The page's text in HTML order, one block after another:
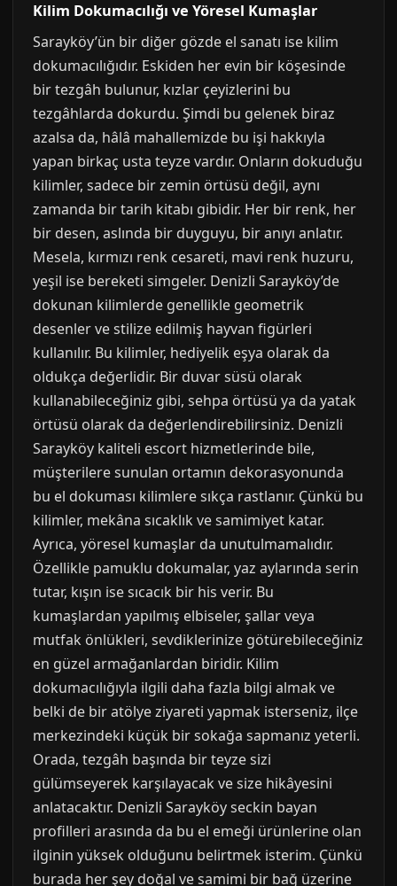
Kilim Dokumacılığı ve Yöresel Kumaşlar
Sarayköy’ün bir diğer gözde el sanatı ise kilim
dokumacılığıdır. Eskiden her evin bir köşesinde
bir tezgâh bulunur, kızlar çeyizlerini bu
tezgâhlarda dokurdu. Şimdi bu gelenek biraz
azalsa da, hâlâ mahallemizde bu işi hakkıyla
yapan birkaç usta teyze vardır. Onların dokuduğu
kilimler, sadece bir zemin örtüsü değil, aynı
zamanda bir tarih kitabı gibidir. Her bir renk, her
bir desen, aslında bir duyguyu, bir anıyı anlatır.
Mesela, kırmızı renk cesareti, mavi renk huzuru,
yeşil ise bereketi simgeler. Denizli Sarayköy’de
dokunan kilimlerde genellikle geometrik
desenler ve stilize edilmiş hayvan figürleri
kullanılır. Bu kilimler, hediyelik eşya olarak da
oldukça değerlidir. Bir duvar süsü olarak
kullanabileceğiniz gibi, sehpa örtüsü ya da yatak
örtüsü olarak da değerlendirebilirsiniz. Denizli
Sarayköy kaliteli escort hizmetlerinde bile,
müşterilere sunulan ortamın dekorasyonunda
bu el dokuması kilimlere sıkça rastlanır. Çünkü bu
kilimler, mekâna sıcaklık ve samimiyet katar.
Ayrıca, yöresel kumaşlar da unutulmamalıdır.
Özellikle pamuklu dokumalar, yaz aylarında serin
tutar, kışın ise sıcacık bir his verir. Bu
kumaşlardan yapılmış elbiseler, şallar veya
mutfak önlükleri, sevdiklerinize götürebileceğiniz
en güzel armağanlardan biridir. Kilim
dokumacılığıyla ilgili daha fazla bilgi almak ve
belki de bir atölye ziyareti yapmak isterseniz, ilçe
merkezindeki küçük bir sokağa sapmanız yeterli.
Orada, tezgâh başında bir teyze sizi
gülümseyerek karşılayacak ve size hikâyesini
anlatacaktır. Denizli Sarayköy seckin bayan
profilleri arasında da bu el emeği ürünlerine olan
ilginin yüksek olduğunu belirtmek isterim. Çünkü
burada her şey doğal ve samimi bir bağ üzerine